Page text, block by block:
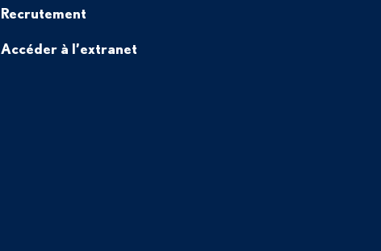
Recrutement
Accéder à l’extranet